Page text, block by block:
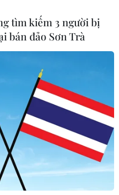
tìm kiếm 3 người bị
bán đảo Sơn Trà